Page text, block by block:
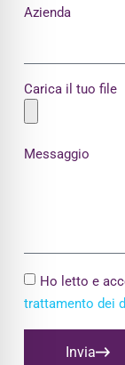
Azienda
Carica il tuo file
Messaggio
Ho letto e
trattamento dei
Invia